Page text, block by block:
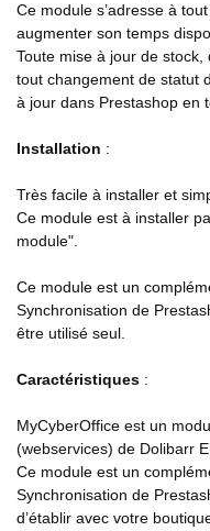
Ce module s’adresse à
augmenter son temps
Toute mise à jour de
tout changement de statut
à jour dans Prestashop en
Installation :
Très facile à installer et
Ce module est à installer
module".
Ce module est un
Synchronisation de
être utilisé seul.
Caractéristiques :
MyCyberOffice est un
(webservices) de Dolibarr
Ce module est un
Synchronisation de
d’établir avec votre